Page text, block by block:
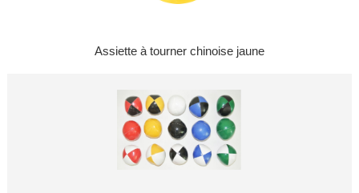
Assiette à tourner chinoise jaune